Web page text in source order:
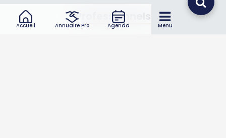
Accueil Annuaire Pro Agenda Menu
Professionnels